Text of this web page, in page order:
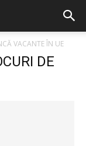
VACANTE ÎN UE
DE